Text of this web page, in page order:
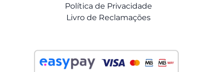
Política de Privacidade
Livro de Reclamações